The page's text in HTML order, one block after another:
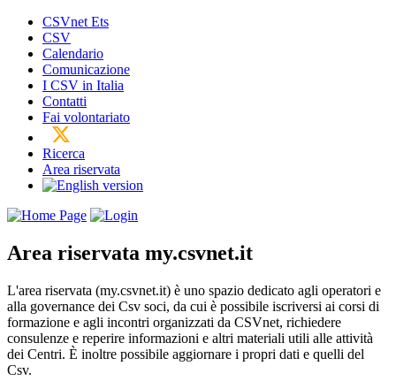
CSVnet Ets
CSV
Calendario
Comunicazione
I CSV in Italia
Contatti
Fai volontariato
Ricerca
Area riservata
Area riservata my.csvnet.it
L'area riservata (my.csvnet.it) è uno spazio dedicato agli operatori e
alla governance dei Csv soci, da cui è possibile iscriversi ai corsi di
formazione e agli incontri organizzati da CSVnet, richiedere
consulenze e reperire informazioni e altri materiali utili alle attività
dei Centri. È inoltre possibile aggiornare i propri dati e quelli del
Csv.